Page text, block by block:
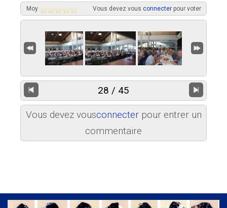
Moy Vous devez vous connecterpour voter
28 / 45
Vous devez vousconnecterpour entrer un
commentaire